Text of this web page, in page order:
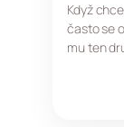
Když
často se
mu ten